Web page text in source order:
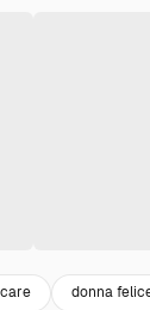
donna